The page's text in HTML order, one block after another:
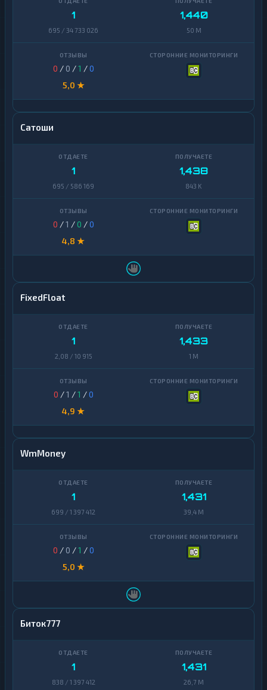
1
695 / 34 733 026
1,440
50 M
0 / 0 /1 /0
5,0 ★
Сатоши
1
695 / 586 169
1,438
843 K
0 /1 /0 /0
4,8 ★
FixedFloat
1
2,08 / 10 915
1,433
1 M
0 /1 /1 /0
4,9 ★
WmMoney
1
699 / 1 397 412
1,431
39,4 M
0 / 0 /1 /0
5,0 ★
Биток777
1
838 / 1 397 412
1,431
26,7 M